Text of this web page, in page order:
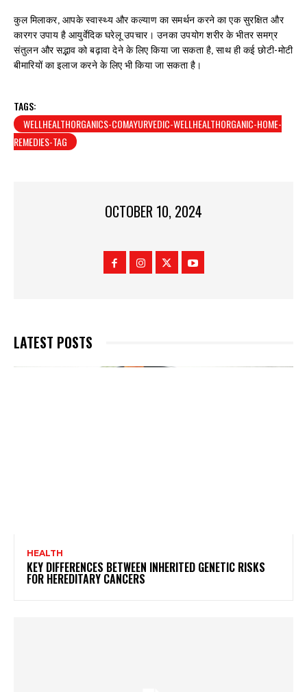
कुल मिलाकर, आपके स्वास्थ्य और कल्याण का समर्थन करने का एक सुरक्षित और
कारगर उपाय है आयुर्वेदिक घरेलू उपचार। उनका उपयोग शरीर के भीतर समग्र
संतुलन और सद्भाव को बढ़ावा देने के लिए किया जा सकता है, साथ ही कई छोटी-मोटी
बीमारियों का इलाज करने के लिए भी किया जा सकता है।
TAGS:
WELLHEALTHORGANICS-COMAYURVEDIC-WELLHEALTHORGANIC-HOME-
REMEDIES-TAG
OCTOBER 10, 2024
LATEST POSTS
HEALTH
KEY DIFFERENCES BETWEEN INHERITED GENETIC RISKS
FOR HEREDITARY CANCERS